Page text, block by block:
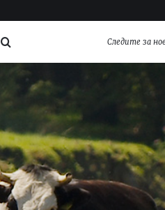
Следите за